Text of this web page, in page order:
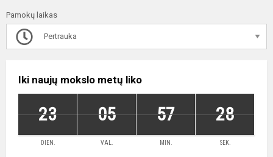
Pamokų laikas
Pertrauka
Iki naujų mokslo metų liko
23 05 57 28
DIEN. VAL. MIN. SEK.